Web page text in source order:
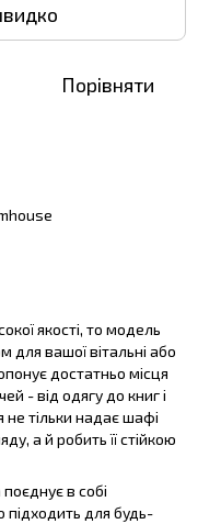
Порівняти
якості, то модель
для вашої вітальні або
достатньо місця
- від одягу до книг і
не тільки надає шафі
а й робить її стійкою
в собі
підходить для будь-